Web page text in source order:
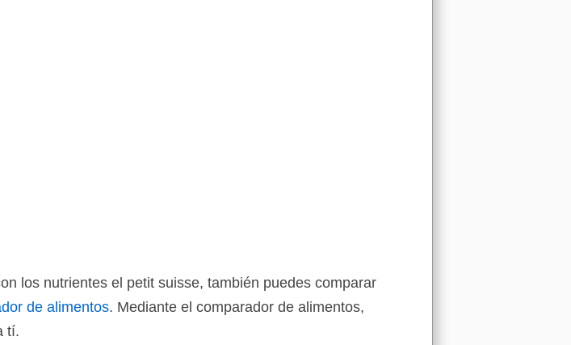
los nutrientes el petit suisse, también puedes comparar
de alimentos. Mediante el comparador de alimentos,
tí.